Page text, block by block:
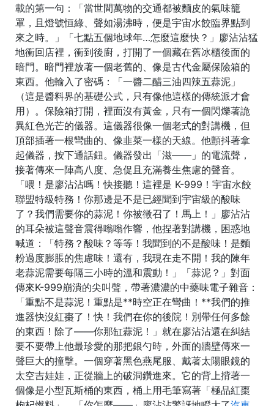
載的第一句：「當世間萬物的交通都被麵皮的氣味籠
罩，且燈號恒綠、聲如湯沸時，便是宇宙水餃臨界點到
來之時。」「七點五個地球年…怎麼這麼快？」廖沾沾猛
地衝回店裡，衝到後廚，打開了一個藏在舊冰櫃後面的
暗門。暗門裡放著一個老舊的、像是古代金屬保險箱的
東西。他輸入了密碼：「一醬二醋三油四辣五蒜泥」
（這是醬料界的基礎公式，只有像他這樣的傳統派才會
用）。保險箱打開，裡面沒有黃金，只有一個閃爍著詭
異紅色光芒的儀器。這儀器很像一個老式的對講機，但
頂部插著一根彎曲的、像韭菜一樣的天線。他顫抖著拿
起儀器，按下通話鈕。儀器發出「滋——」的電流聲，
接著傳來一陣高八度、急促且充滿養生焦慮的聲音。
「喂！是廖沾沾嗎！快接聽！這裡是 K-999！宇宙水餃
聯盟特級特務！你那邊是不是已經聞到宇宙級的酸味
了？我們需要你的蒜泥！你被徵召了！馬上！」廖沾沾
的耳朵被這聲音震得嗡嗡作響，他捏著對講機，困惑地
喊道：「特務？酸味？等等！我聞到的不是酸味！是麵
粉過度膨脹的焦慮味！還有，我現在走不開！我的陳年
老蒜泥需要每隔三小時的溫和震動！」「蒜泥？」對面
傳來K-999崩潰的尖叫聲，帶著濃濃的中藥味電子雜音：
「重點不是蒜泥！重點是**時空正在彎曲！**我們的推
進器快沒紅棗了！快！我們在你的後院！別帶任何多餘
的東西！除了——你那缸蒜泥！」就在廖沾沾還在糾結
要不要帶上他最珍愛的那把銀勺時，外面的牆壁傳來一
聲巨大的撞擊。一個穿著黑色燕尾服、戴著太陽眼鏡的
太空吉娃娃，正從牆上的破洞鑽進來。它的背上揹著一
個像是小型瓦斯桶的東西，桶上用毛筆寫著「極品紅棗